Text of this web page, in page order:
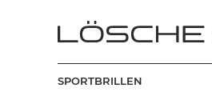
SPORTBRILLEN